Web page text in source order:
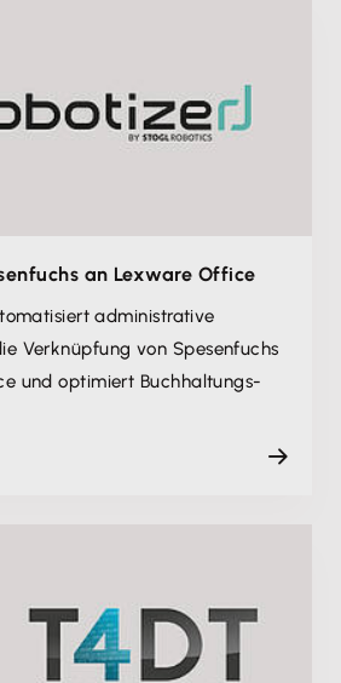
an Lexware Office
administrative
Verknüpfung von Spesenfuchs
und optimiert Buchhaltungs­